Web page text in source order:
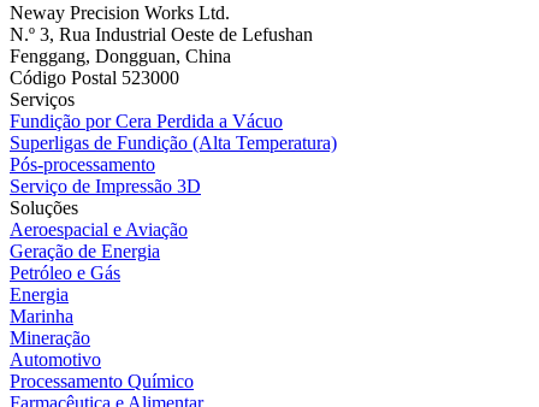
Neway Precision Works Ltd.
N.º 3, Rua Industrial Oeste de Lefushan
Fenggang, Dongguan, China
Código Postal 523000
Serviços
Fundição por Cera Perdida a Vácuo
Superligas de Fundição (Alta Temperatura)
Pós-processamento
Serviço de Impressão 3D
Soluções
Aeroespacial e Aviação
Geração de Energia
Petróleo e Gás
Energia
Marinha
Mineração
Automotivo
Processamento Químico
Farmacêutica e Alimentar